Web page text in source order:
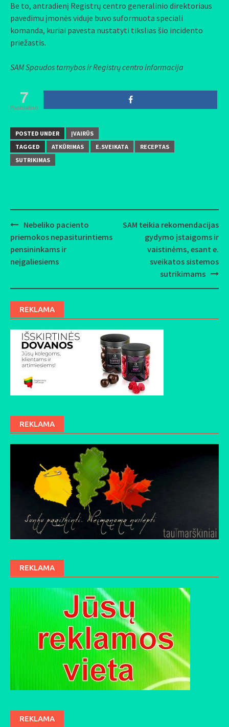
Be to, antradienį Registrų centro generalinio direktoriaus
pavedimu įmonės viduje buvo suformuota speciali
komanda, kuriai pavesta nustatyti tikslias šio incidento
priežastis.
SAM Spaudos tarnybos ir Registrų centro informacija
7
Pasidalino
POSTED UNDER
ĮVAIRŪS
TAGGED
ATKŪRIMAS E.SVEIKATA
RECEPTAS
SUTRIKIMAS
Post
navigation
Nebeliko paciento
priemokos nepasiturintiems
pensininkams ir
neįgaliesiems
SAM teikia rekomendacijas
gydymo įstaigoms ir
vaistinėms, esant e.
sveikatos sistemos
sutrikimams
REKLAMA
REKLAMA
REKLAMA
REKLAMA